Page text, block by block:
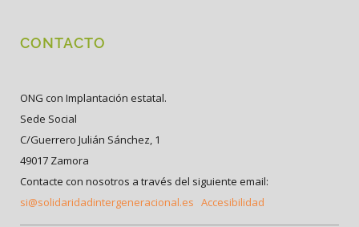
CONTACTO
ONG con Implantación estatal.
Sede Social
C/Guerrero Julián Sánchez, 1
49017 Zamora
Contacte con nosotros a través del siguiente email:
si@solidaridadintergeneracional.es Accesibilidad